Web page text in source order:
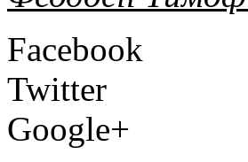
Facebook
Twitter
Google+